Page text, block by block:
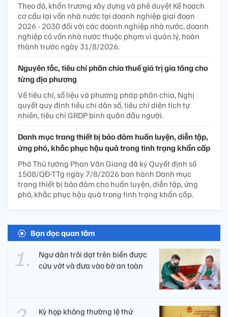
Theo đó, khẩn trương xây dựng và phê duyệt Kế hoạch
cơ cấu lại vốn nhà nước tại doanh nghiệp giai đoạn
2026 - 2030 đối với các doanh nghiệp nhà nước, doanh
nghiệp có vốn nhà nước thuộc phạm vi quản lý, hoàn
thành trước ngày 31/8/2026.
Nguyên tắc, tiêu chí phân chia thuế giá trị gia tăng cho
từng địa phương
Về tiêu chí, số liệu và phương pháp phân chia, Nghị
quyết quy định tiêu chí dân số, tiêu chí diện tích tự
nhiên, tiêu chí GRDP bình quân đầu người.
Danh mục trang thiết bị bảo đảm huấn luyện, diễn tập,
ứng phó, khắc phục hậu quả trong tình trạng khẩn cấp
Phó Thủ tướng Phan Văn Giang đã ký Quyết định số
1508/QĐ-TTg ngày 7/8/2026 ban hành Danh mục
trang thiết bị bảo đảm cho huấn luyện, diễn tập, ứng
phó, khắc phục hậu quả trong tình trạng khẩn cấp.
Bạn đọc quan tâm
Ngư dân trôi dạt trên biển được
cứu vớt và đưa vào bờ an toàn
Kỳ họp không thường lệ thứ